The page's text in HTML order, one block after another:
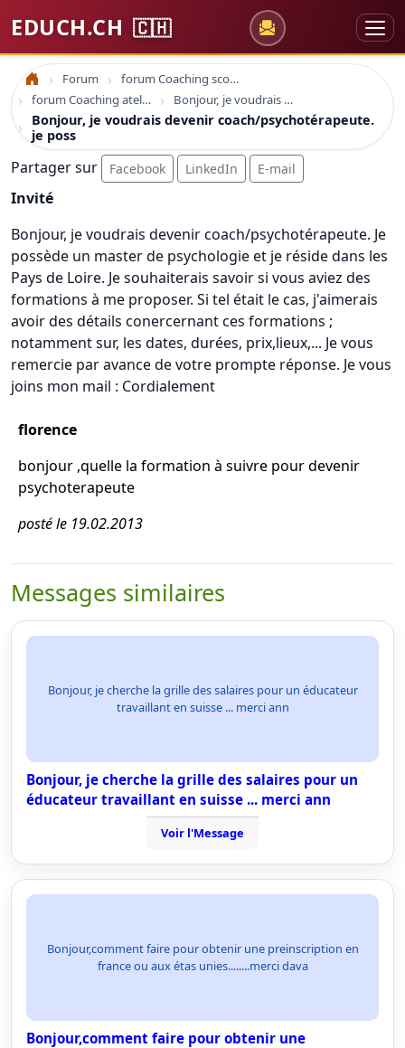
EDUCH.CH 🇨🇭
Accueil Forum
forum Coaching scolaire
forum Coaching atelier et formation
Bonjour, je voudrais devenir coach/psychotérapeute. je poss
Bonjour, je voudrais devenir coach/psychotérapeute.
je poss
Partager sur Facebook LinkedIn E-mail
Invité
Bonjour, je voudrais devenir coach/psychotérapeute. Je
possède un master de psychologie et je réside dans les
Pays de Loire. Je souhaiterais savoir si vous aviez des
formations à me proposer. Si tel était le cas, j'aimerais
avoir des détails conercernant ces formations ;
notamment sur, les dates, durées, prix,lieux,... Je vous
remercie par avance de votre prompte réponse. Je vous
joins mon mail : Cordialement
florence
bonjour ,quelle la formation à suivre pour devenir
psychoterapeute
posté le 19.02.2013
Messages similaires
Bonjour, je cherche la grille des salaires pour un éducateur
travaillant en suisse ... merci ann
Bonjour, je cherche la grille des salaires pour un
éducateur travaillant en suisse ... merci ann
Voir l'Message
Bonjour,comment faire pour obtenir une preinscription en
france ou aux étas unies........merci dava
Bonjour,comment faire pour obtenir une